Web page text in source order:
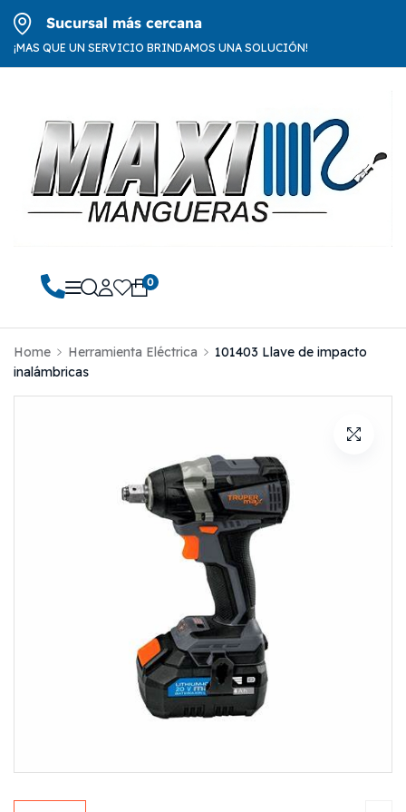
Sucursal más cercana
¡MAS QUE UN SERVICIO BRINDAMOS UNA SOLUCIÓN!
0
Home Herramienta Eléctrica
101403 Llave de impacto
inalámbricas